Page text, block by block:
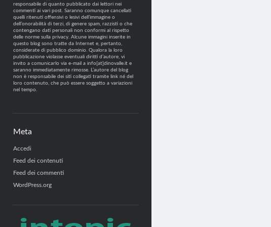
responsabile di quanto pubblicato dai lettori nei
commenti ai vari post. Saranno comunque cancellati
quelli ritenuti offensivi o lesivi dell’immagine o
dell’onorabilità di terzi, di genere spam, razzisti o che
contengano dati personali non conformi al rispetto
delle norme sulla privacy. Alcune immagini inserite in
questo blog sono tratte da Internet e, pertanto,
considerate di pubblico dominio. Qualora la loro
pubblicazione violasse eventuali diritti d’autore, vi
invito a comunicarlo via e-mail a info[at]dinovalle.it e
saranno immediatamente rimosse. L’autore del blog
non è responsabile dei siti collegati tramite link né del
loro contenuto, che può essere soggetto a variazioni
nel tempo.
Meta
Accedi
Feed dei contenuti
Feed dei commenti
WordPress.org